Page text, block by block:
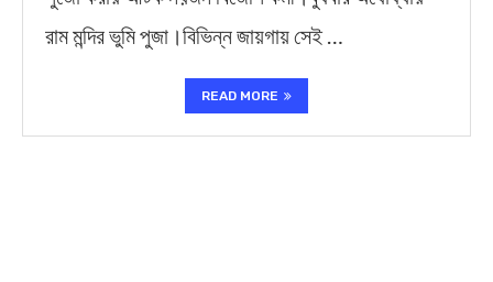
রাম মন্দির ভুমি পুজা।বিভিন্ন জায়গায় সেই …
READ MORE